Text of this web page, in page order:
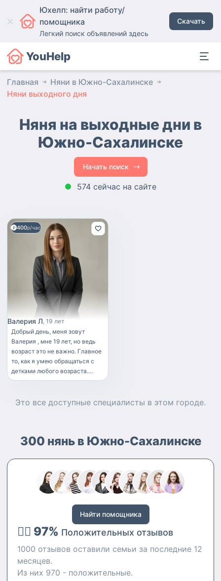
Юхелп: найти работу/
помощника
Легкий поиск объявлений здесь
Скачать
YouHelp
Главная
Няни в Южно-Сахалинске
Няни выходного дня
Няня на выходные дни в
Южно-Сахалинске
Начать поиск
574 сейчас на сайте
400р/час
Валерия Л 19 лет
Добрый день, меня зовут
Валерия , мне 19 лет, но ведь
возраст это не важно. Главное
то, как я умею обращаться с
детками любого возраста.
Опыт у меня большой. Я
работала няней, поэтому с
ваших малышей. Могу так же
если вам так спокойнее.
Это все доступные специалисты в этом городе.
300 нянь в Южно-Сахалинске
Найти помощника
👍🏻 97% Положительных отзывов
1000 отзывов оставили семьи за последние 12
месяцев.
Из них 970 - положительные.